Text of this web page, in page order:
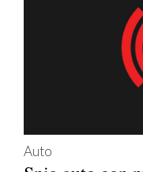
Auto